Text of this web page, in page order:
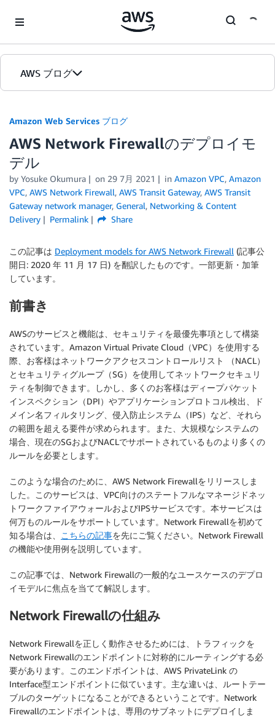
AWS ブログ
カテゴリ
エディション
Amazon Web Services ブログ
AWS Network Firewallのデプロイモ
デル
by Yosuke Okumura on 29 7月 2021 in Amazon VPC, Amazon
VPC, AWS Network Firewall, AWS Transit Gateway, AWS Transit
Gateway network manager, General, Networking & Content
Delivery
Permalink Share
この記事は Deployment models for AWS Network Firewall (記事公
開日: 2020 年 11 月 17 日) を翻訳したものです。一部更新・加筆
しています。
前書き
AWSのサービスと機能は、セキュリティを最優先事項として構築
されています。Amazon Virtual Private Cloud（VPC）を使用する
際、お客様はネットワークアクセスコントロールリスト （NACL）
とセキュリティグループ（SG）を使用してネットワークセキュリ
ティを制御できます。しかし、多くのお客様はディープパケット
インスペクション（DPI）やアプリケーションプロトコル検出、ド
メイン名フィルタリング、侵入防止システム（IPS）など、それら
の範囲を超える要件が求められます。また、大規模なシステムの
場合、現在のSGおよびNACLでサポートされているものより多くの
ルールを必要とします。
このような場合のために、AWS Network Firewallをリリースしま
した。このサービスは、VPC向けのステートフルなマネージドネッ
トワークファイアウォールおよびIPSサービスです。本サービスは
何万ものルールをサポートしています。Network Firewallを初めて
知る場合は、
こちらの記事を先にご覧ください。Network Firewall
の機能や使用例を説明しています。
この記事では、Network Firewallの一般的なユースケースのデプロ
イモデルに焦点を当てて解説します。
Network Firewallの仕組み
Network Firewallを正しく動作させるためには、トラフィックを
Network Firewallのエンドポイントに対称的にルーティングする必
要があります。このエンドポイントは、AWS PrivateLink の
Interface型エンドポイントに似ています。主な違いは、ルートテー
ブルのターゲットになることができるということです。Network
Firewallのエンドポイントは、専用のサブネットにデプロイしま